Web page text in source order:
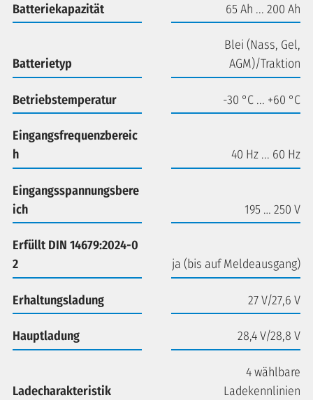
Batteriekapazität 65 Ah ... 200 Ah
Batterietyp
Blei (Nass, Gel,
AGM)/Traktion
Betriebstemperatur -30 °C ... +60 °C
Eingangsfrequenzbereic
h
40 Hz ... 60 Hz
Eingangsspannungsbere
ich
195 … 250 V
Erfüllt DIN 14679:2024-0
2
ja (bis auf Meldeausgang)
Erhaltungsladung 27 V/27,6 V
Hauptladung 28,4 V/28,8 V
Ladecharakteristik
4 wählbare
Ladekennlinien